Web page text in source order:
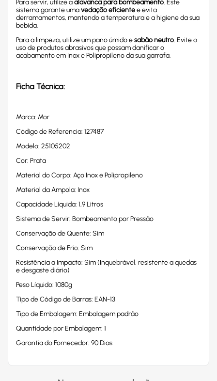
Para servir, utilize aalavanca para bombeamento. Este
sistema garante umavedação eficientee evita
derramamentos, mantendo a temperatura e a higiene da sua
bebida.
Para a limpeza, utilize um pano úmido esabão neutro. Evite o
uso de produtos abrasivos que possam danificar o
acabamento em Inox e Polipropileno da sua garrafa.
Ficha Técnica:
Marca: Mor
Código de Referencia: 127487
Modelo: 25105202
Cor: Prata
Material do Corpo: Aço Inox e Polipropileno
Material da Ampola: Inox
Capacidade Líquida: 1,9 Litros
Sistema de Servir: Bombeamento por Pressão
Conservação de Quente: Sim
Conservação de Frio: Sim
Resistência a Impacto: Sim (Inquebrável, resistente a quedas
e desgaste diário)
Peso Líquido: 1080g
Tipo de Código de Barras: EAN-13
Tipo de Embalagem: Embalagem padrão
Quantidade por Embalagem: 1
Garantia do Fornecedor: 90 Dias